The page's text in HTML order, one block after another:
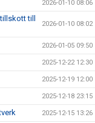
2026-01-10 08:06
till
2026-01-10 08:02
2026-01-05 09:50
2025-12-22 12:30
2025-12-19 12:00
2025-12-18 23:15
2025-12-15 13:26